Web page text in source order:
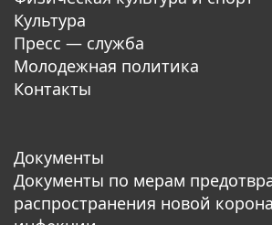
Культура
Пресс — служба
Молодежная политика
Контакты
Документы
Документы по мерам
распространения новой